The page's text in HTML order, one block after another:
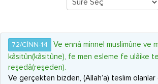
72/CİNN-14
Ve ennâ minnel muslimûne ve
kâsitûn(kâsitûne), fe men esleme fe ulâike
reşedâ(reşeden).
Ve gerçekten bizden, (Allah’a) teslim